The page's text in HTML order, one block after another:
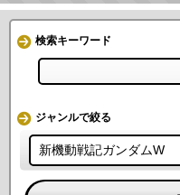
検索キーワード
ジャンルで絞る